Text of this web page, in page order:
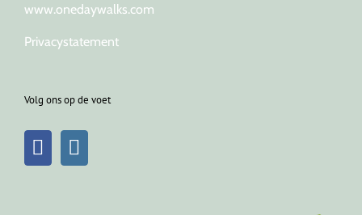
www.onedaywalks.com
Privacystatement
Volg ons op de voet